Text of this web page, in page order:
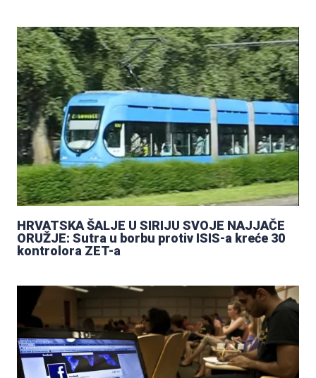
HRVATSKA ŠALJE U SIRIJU SVOJE NAJJAČE
ORUŽJE: Sutra u borbu protiv ISIS-a kreće 30
kontrolora ZET-a